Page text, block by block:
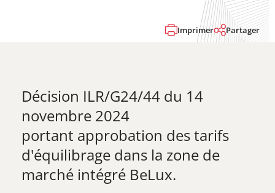
Imprimer Partager
Décision ILR/G24/44 du 14
novembre 2024
p​ortant approbation des tarifs
d'équilibrage dans la zone de
marché intégré BeLux.